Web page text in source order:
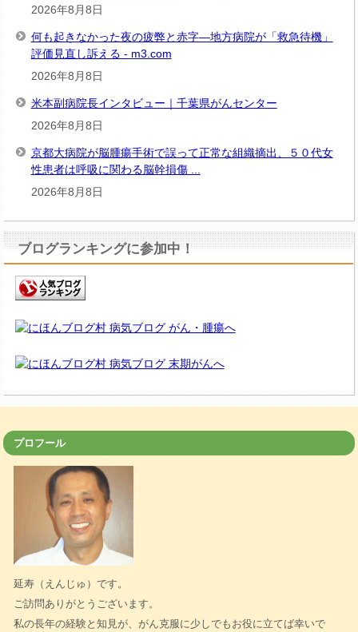
2026年8月8日
何も起きなかった夜の疲弊と赤字―地方病院が「救急待機」
評価見直し訴える - m3.com
2026年8月8日
米本副病院長インタビュー｜千葉県がんセンター
2026年8月8日
京都大病院が脳腫瘍手術で誤って正常な組織摘出、５０代女
性患者は呼吸に関わる脳幹損傷 ...
2026年8月8日
ブログランキングに参加中！
プロフール
延寿（えんじゅ）です。
ご訪問ありがとうございます。
私の長年の経験と知見が、がん克服に少しでもお役に立てば幸いで